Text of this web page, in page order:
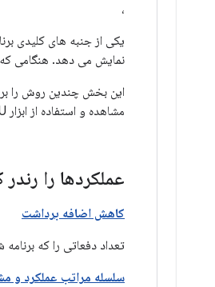
،
یکی از جنبه های کلیدی
نمایش می دهد. هنگامی
این بخش چندین روش را
مشاهده و استفاده از ابزار Profile GPU. برای آشنایی با رندر در Jetpack Compose به
عملکردها را رندر
کاهش اضافه برداشت
تعداد دفعاتی را که
سلسله مراتب عملکرد و